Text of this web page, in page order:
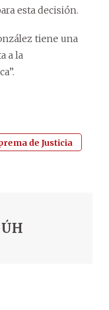
esta decisión.
tiene una
a la
de Justicia